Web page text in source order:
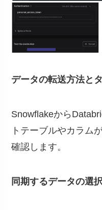
データの転送方法と
Snowflakeから
トテーブルやカラム
確認します。
同期するデータの選